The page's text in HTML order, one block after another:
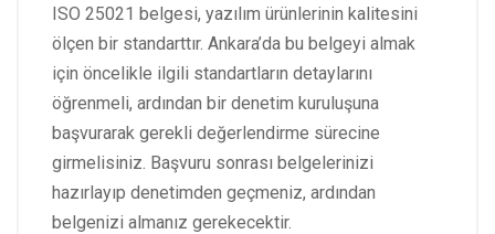
ISO 25021 belgesi, yazılım ürünlerinin kalitesini
ölçen bir standarttır. Ankara’da bu belgeyi almak
için öncelikle ilgili standartların detaylarını
öğrenmeli, ardından bir denetim kuruluşuna
başvurarak gerekli değerlendirme sürecine
girmelisiniz. Başvuru sonrası belgelerinizi
hazırlayıp denetimden geçmeniz, ardından
belgenizi almanız gerekecektir.